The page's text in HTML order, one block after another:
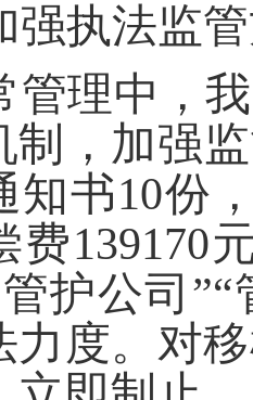
强执法监
管理中，
制，加强
知书10份
费139170
管护公司 ”“
力度。对